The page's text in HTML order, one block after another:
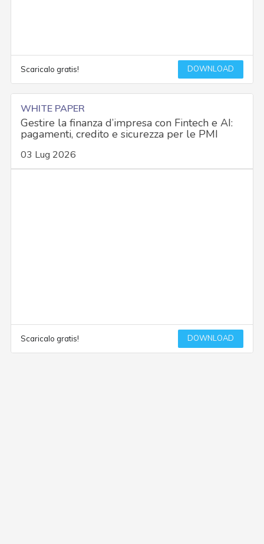
Scaricalo gratis! DOWNLOAD
WHITE PAPER
Gestire la finanza d’impresa con Fintech e AI:
pagamenti, credito e sicurezza per le PMI
03 Lug 2026
Scaricalo gratis! DOWNLOAD